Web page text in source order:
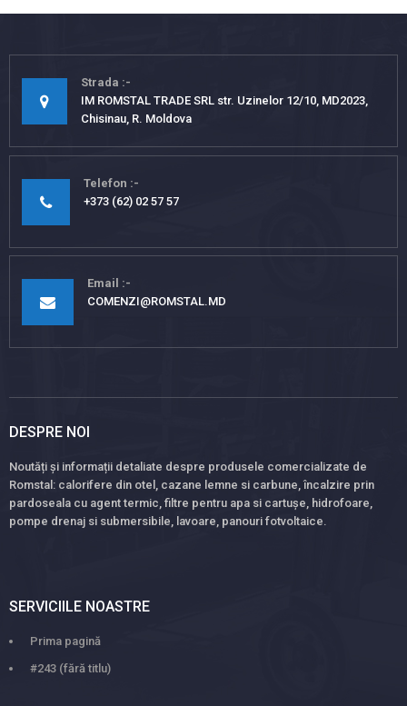
Strada
IM ROMSTAL TRADE SRL str. Uzinelor 12/10, MD2023,
Chisinau, R. Moldova
Telefon
+373 (62) 02 57 57
Email
COMENZI@ROMSTAL.MD
DESPRE NOI
Noutăți și informații detaliate despre produsele comercializate de
Romstal: calorifere din otel, cazane lemne si carbune, încalzire prin
pardoseala cu agent termic, filtre pentru apa si cartușe, hidrofoare,
pompe drenaj si submersibile, lavoare, panouri fotvoltaice.
SERVICIILE NOASTRE
Prima pagină
#243 (fără titlu)